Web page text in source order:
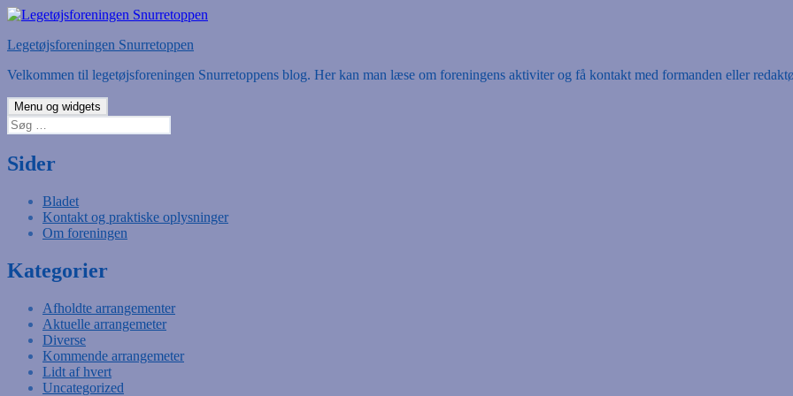
Hop
indhold
Legetøjsforeningen Snurretoppen
Velkommen til legetøjsforeningen Snurretoppens blog. Her kan man læse om foreningens aktiviter og få kontakt med formanden eller
Menu og widgets
Søg
efter:
Sider
Bladet
Kontakt og praktiske oplysninger
Om foreningen
Kategorier
Afholdte arrangementer
Aktuelle arrangemeter
Diverse
Kommende arrangemeter
Lidt af hvert
Uncategorized